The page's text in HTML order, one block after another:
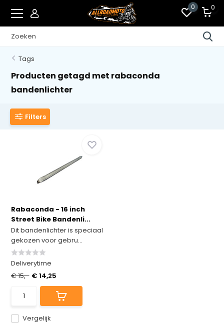
0 0
Tags
Producten getagd met rabaconda
bandenlichter
Filters
Rabaconda - 16 inch
Street Bike Bandenli...
Dit bandenlichter is speciaal
gekozen voor gebru...
Deliverytime
Vergelijk
€ 15,- € 14,25